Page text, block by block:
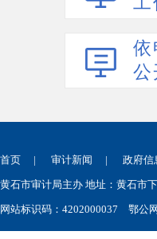
依
公
首页 | 审计新闻 | 政府信
黄石市审计局主办 地址：黄石市
网站标识码：4202000037 鄂公